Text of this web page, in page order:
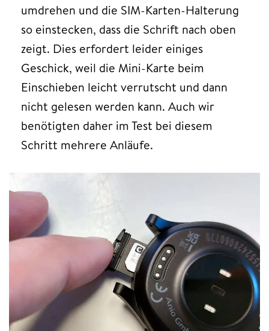
umdrehen und die SIM-Karten-Halterung
so einstecken, dass die Schrift nach oben
zeigt. Dies erfordert leider einiges
Geschick, weil die Mini-Karte beim
Einschieben leicht verrutscht und dann
nicht gelesen werden kann. Auch wir
benötigten daher im Test bei diesem
Schritt mehrere Anläufe.